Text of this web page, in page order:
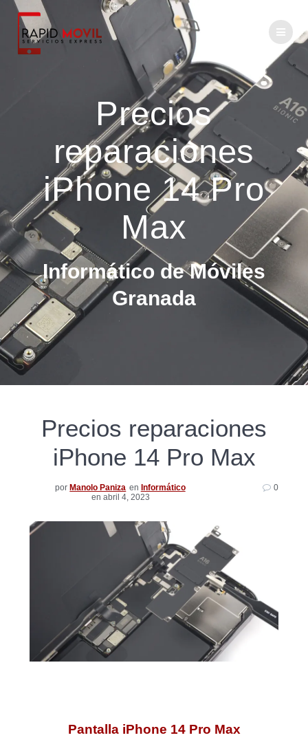
Precios
reparaciones
iPhone 14 Pro
Max
Informático de Móviles
Granada
Precios reparaciones
iPhone 14 Pro Max
por Manolo Paniza en Informático
en abril 4, 2023
0
Pantalla iPhone 14 Pro Max